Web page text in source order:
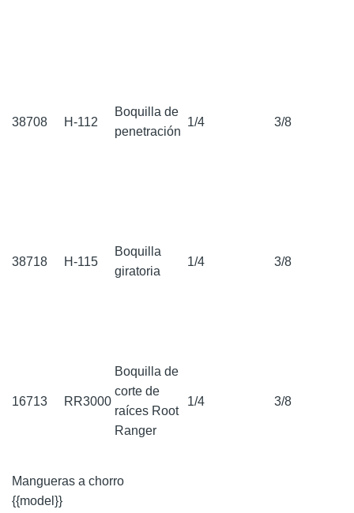
38708 H-112
Boquilla de
penetración
1/4 3/8
38718 H-115
Boquilla
giratoria
1/4 3/8
16713 RR3000
Boquilla de
corte de
raíces Root
Ranger
1/4 3/8
Mangueras a chorro
{{model}}